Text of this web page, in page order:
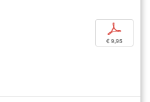
p
€ 9,95